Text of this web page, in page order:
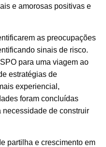
e amorosas positivas e
as preocupações
sinais de risco.
para uma viagem ao
estratégias de
experiencial,
foram concluídas
necessidade de construir
partilha e crescimento em